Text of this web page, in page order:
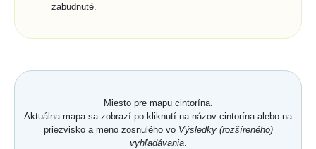
zabudnuté.
Miesto pre mapu cintorína.
Aktuálna mapa sa zobrazí po kliknutí na názov cintorína alebo na
priezvisko a meno zosnulého vo Výsledky (rozšíreného)
vyhľadávania.